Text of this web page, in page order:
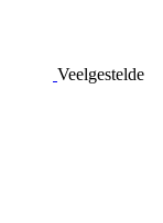
Veelgestelde